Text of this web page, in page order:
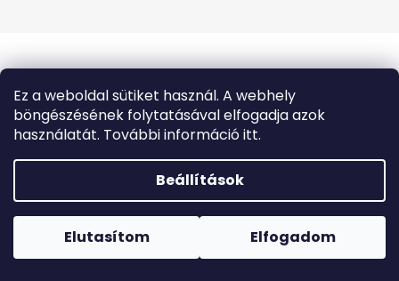
Ez a weboldal sütiket használ. A webhely
böngészésének folytatásával elfogadja azok
használatát. További információ itt.
Beállítások
Elutasítom Elfogadom
Forró napokon nem javasoljuk a csomagautomatákba
történő kézbesítést. A magas hőmérsékletre érzékeny
termékek átvételkor nem biztos, hogy optimális állapotban
u
k
ANGELCARE
AC25
LÉGZÉSFIGYELŐ
BABAŐRZŐ
-
KATEGÓRIÁS
TERMÉK